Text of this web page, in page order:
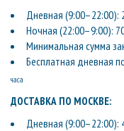
Дневная (9:00–22:00):
Ночная (22:00–9:00):
Минимальная сумма
Бесплатная дневная
часа
ДОСТАВКА ПО МОСКВЕ:
Дневная (9:00–22:00):